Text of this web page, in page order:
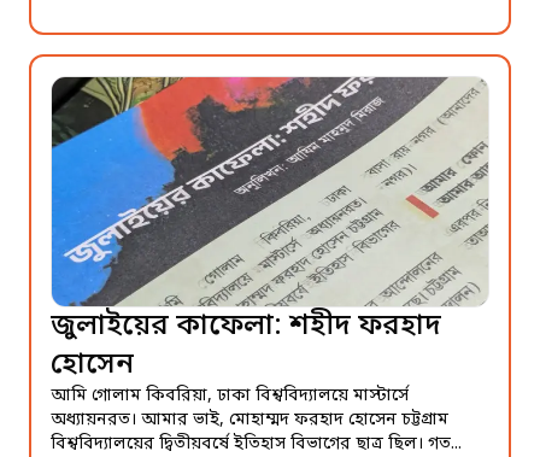
জুলাইয়ের কাফেলা: শহীদ ফরহাদ
হোসেন
আমি গোলাম কিবরিয়া, ঢাকা বিশ্ববিদ্যালয়ে মাস্টার্সে
অধ্যায়নরত। আমার ভাই, মোহাম্মদ ফরহাদ হোসেন চট্টগ্রাম
বিশ্ববিদ্যালয়ের দ্বিতীয়বর্ষে ইতিহাস বিভাগের ছাত্র ছিল। গত...